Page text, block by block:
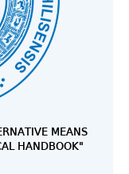
MEANS
HANDBOOK"